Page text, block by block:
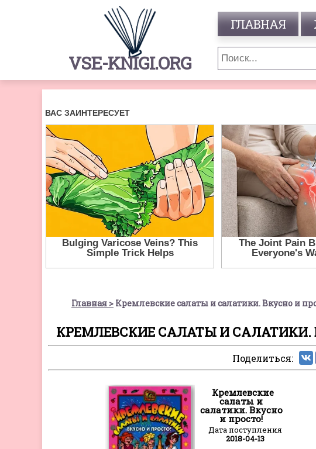
VSE-KNIGI.ORG
ГЛАВНАЯ
Главная Кремлевские салаты и салатики. Вкусно и
КРЕМЛЕВСКИЕ САЛАТЫ И
Поделиться:
Кремлевские
салаты и
салатики. Вкусно
и просто!
Дата поступления
2018-04-13